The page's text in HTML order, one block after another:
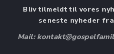
Bliv tilmeldt til vores
seneste nyheder
Mail: